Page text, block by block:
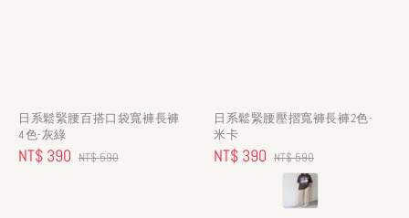
日系鬆緊腰百搭口袋寬褲長褲
4色-灰綠
Sale
NT$ 390 Regular
NT$ 590
日系鬆緊腰壓摺寬褲長褲2色-
米卡
Sale
NT$ 390 Regular
price
NT$ 590